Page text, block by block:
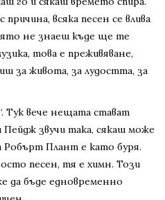
всяка песен се влива
не знаеш къде ще те
това е преживяване,
за живота, за лудостта, за
Тук вече нещата стават
звучи така, сякаш може
Робърт Плант е като буря.
песен, тя е химн. Този
да бъде едновременно